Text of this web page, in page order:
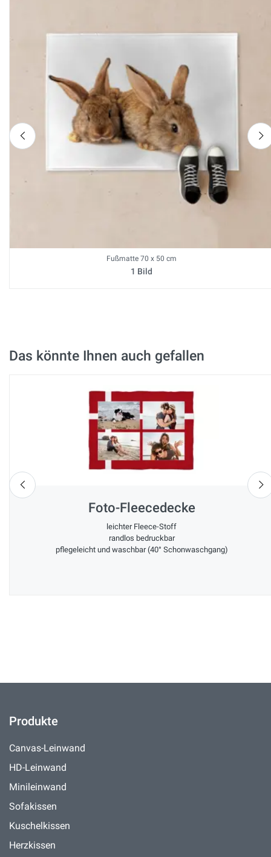
nach links
Fußmatte 70 x 50 cm
1 Bild
Das könnte Ihnen auch gefallen
nach links
Foto-Fleecedecke
leichter Fleece-Stoff
randlos bedruckbar
pflegeleicht und waschbar (40° Schonwaschgang)
Produkte
Canvas-Leinwand
HD-Leinwand
Minileinwand
Sofakissen
Kuschelkissen
Herzkissen